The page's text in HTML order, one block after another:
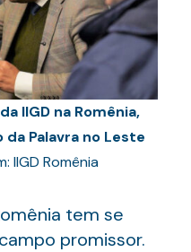
IIGD na Romênia,
Palavra no Leste
IIGD Romênia
tem se
promissor.